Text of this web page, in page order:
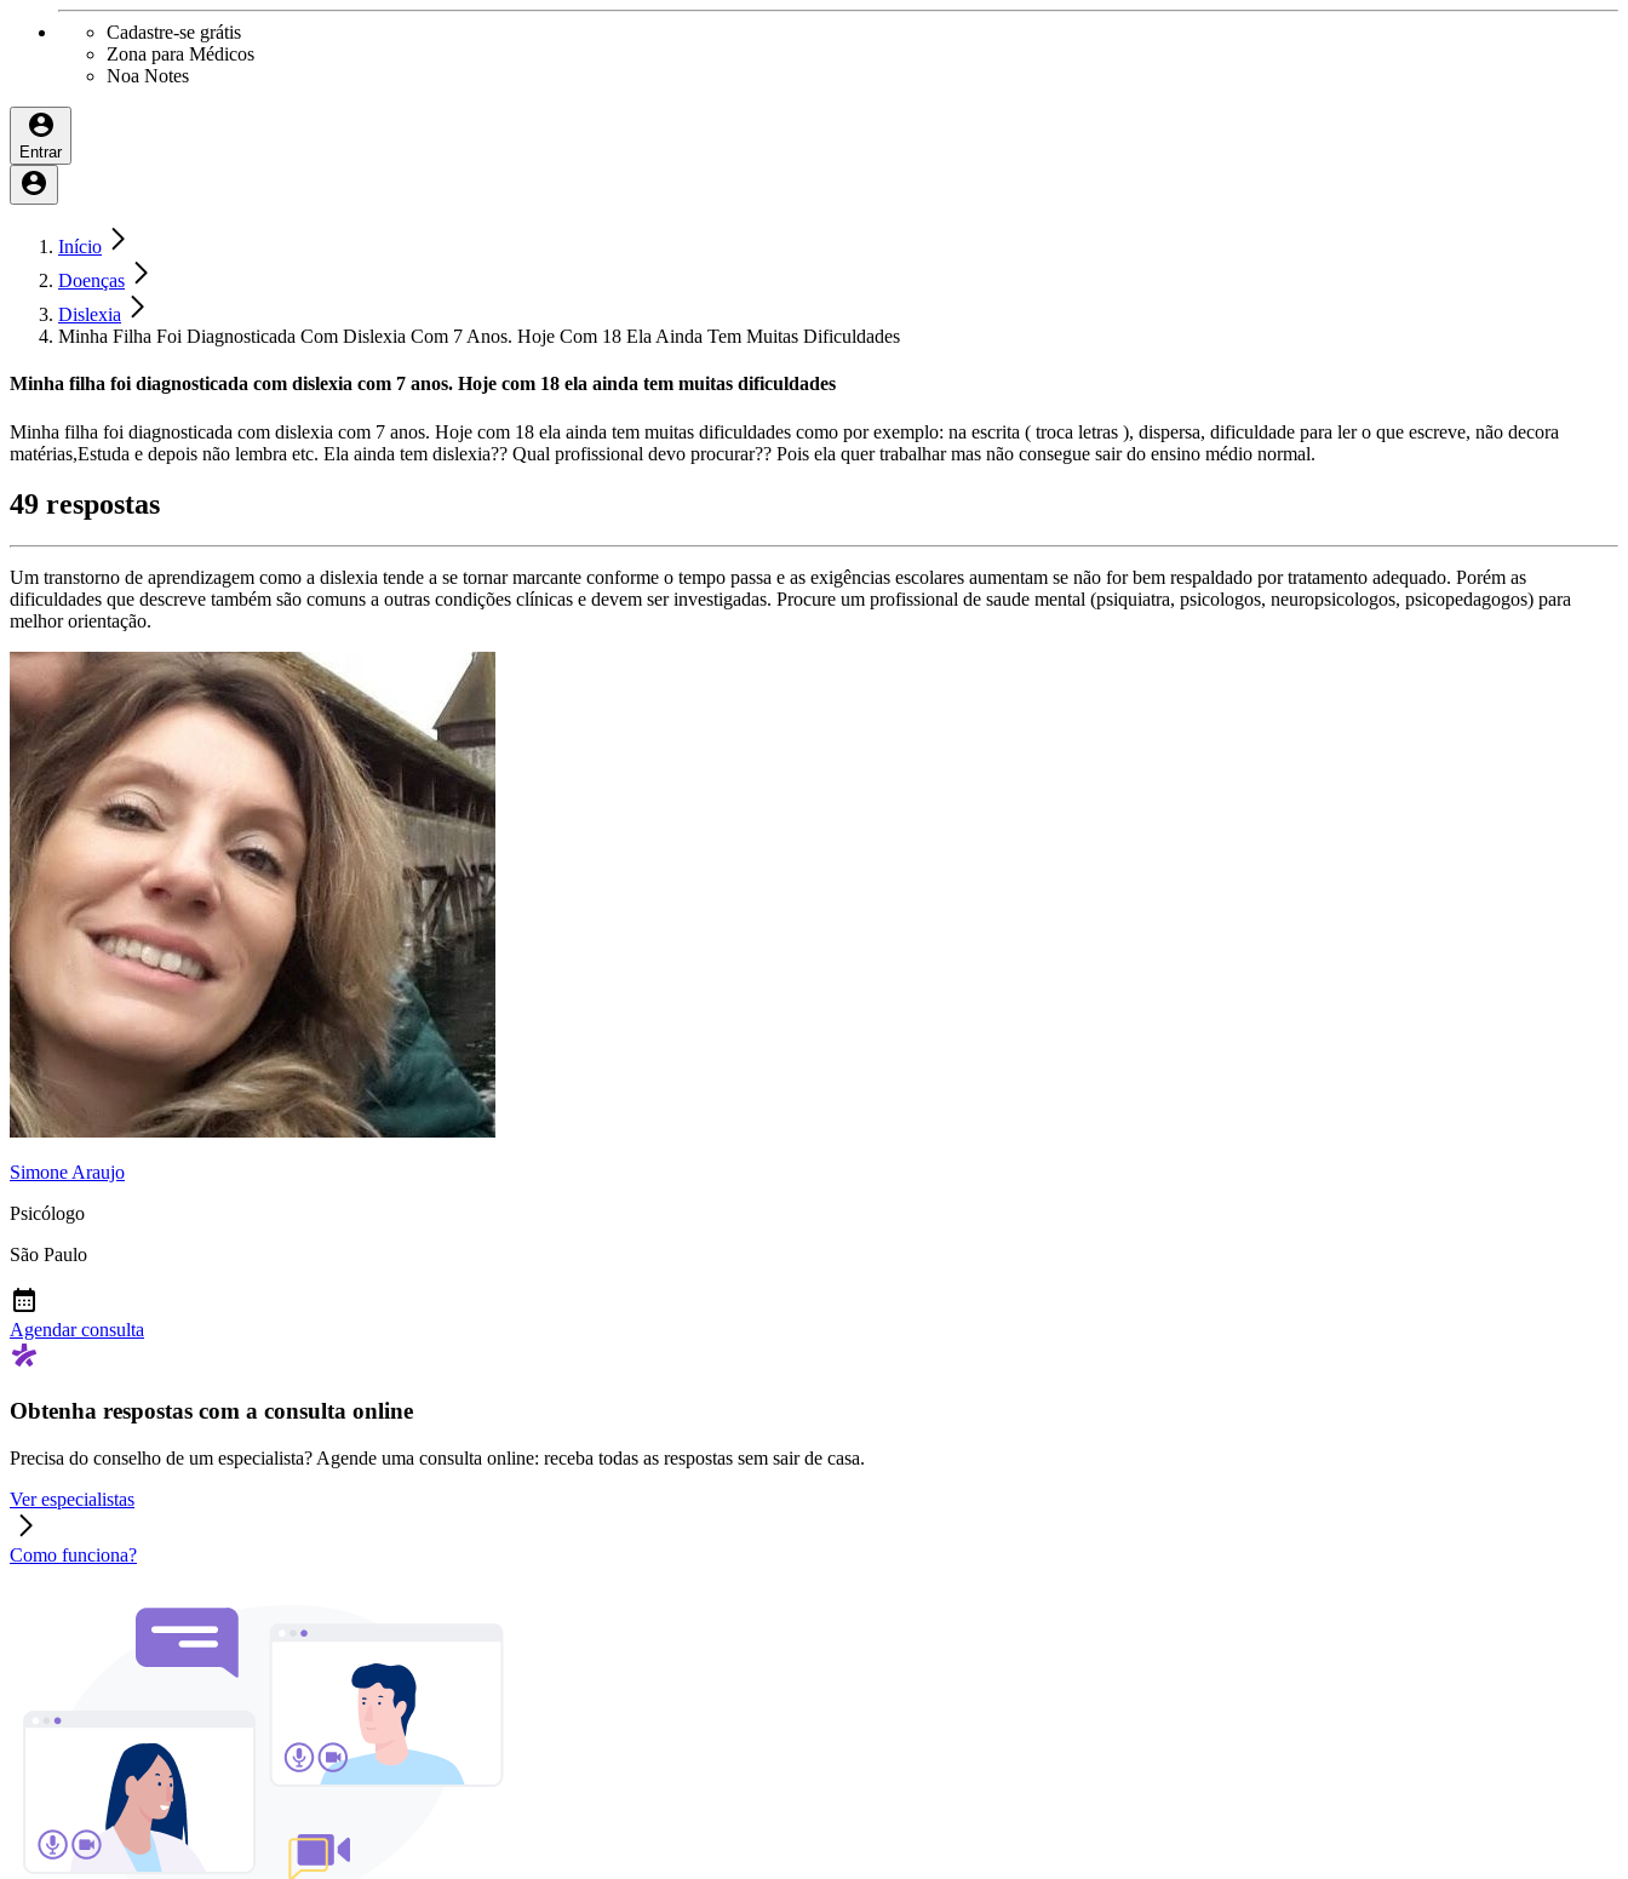
Cadastre-se grátis
Zona para Médicos
Noa Notes
Entrar
Início
Doenças
Dislexia
Minha Filha Foi Diagnosticada Com Dislexia Com 7 Anos. Hoje Com 18 Ela Ainda Tem Muitas Dificuldades
Minha filha foi diagnosticada com dislexia com 7 anos. Hoje com 18 ela ainda tem muitas dificuldades
Minha filha foi diagnosticada com dislexia com 7 anos. Hoje com 18 ela ainda tem muitas dificuldades como por exemplo: na escrita ( troca letras ), dispersa, dificuldade para ler o que escreve, não decora
matérias,Estuda e depois não lembra etc. Ela ainda tem dislexia?? Qual profissional devo procurar?? Pois ela quer trabalhar mas não consegue sair do ensino médio normal.
49 respostas
Um transtorno de aprendizagem como a dislexia tende a se tornar marcante conforme o tempo passa e as exigências escolares aumentam se não for bem respaldado por tratamento adequado. Porém as
dificuldades que descreve também são comuns a outras condições clínicas e devem ser investigadas. Procure um profissional de saude mental (psiquiatra, psicologos, neuropsicologos, psicopedagogos) para
melhor orientação.
Simone Araujo
Psicólogo
São Paulo
Agendar consulta
Obtenha respostas com a consulta online
Precisa do conselho de um especialista? Agende uma consulta online: receba todas as respostas sem sair de casa.
Ver especialistas
Como funciona?